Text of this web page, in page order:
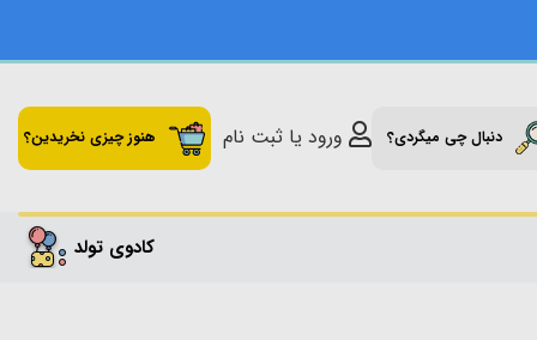
دنبال چی میگردی؟ ورود یا ثبت نام هنوز چیزی نخریدین؟
کادوی تولد